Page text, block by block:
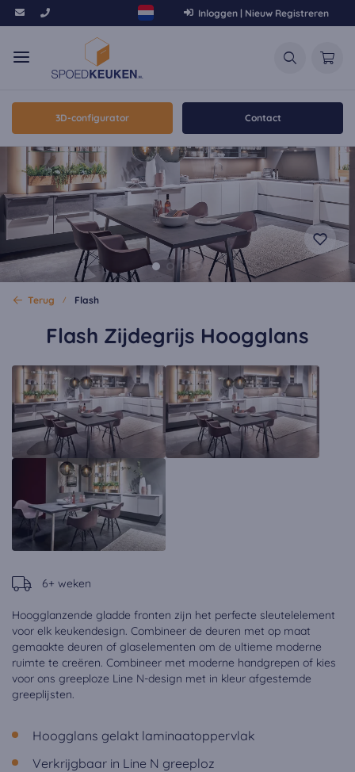
Inloggen | Nieuw Registreren
3D-configurator Contact
Terug Flash
Flash Zijdegrijs Hoogglans
6+ weken
Hoogglanzende gladde fronten zijn het perfecte sleutelelement
voor elk keukendesign. Combineer de deuren met op maat
gemaakte deuren of glaselementen om de ultieme moderne
ruimte te creëren. Combineer met moderne handgrepen of kies
voor ons greeploze Line N-design met in kleur afgestemde
greeplijsten.
Hoogglans gelakt laminaatoppervlak
Verkrijgbaar in Line N greeploz